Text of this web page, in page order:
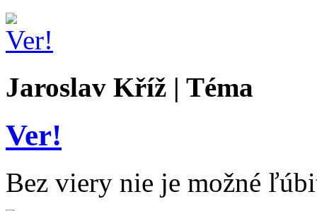
Jaroslav Kříž | Téma
Ver!
Bez viery nie je možné